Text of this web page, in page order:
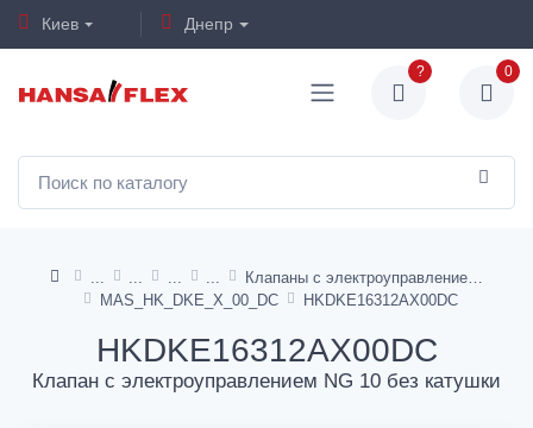
Киев Днепр
? 0
MAS_HK_DKE_X_00_DC
HKDKE16312AX00DC
HKDKE16312AX00DC
Клапан с электроуправлением NG 10 без катушки